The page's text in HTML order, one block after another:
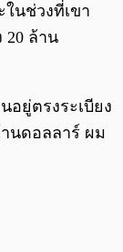
นช่วงที่เขา
20 ล้าน
อยู่ตรงระเบียง
นดอลลาร์ ผม